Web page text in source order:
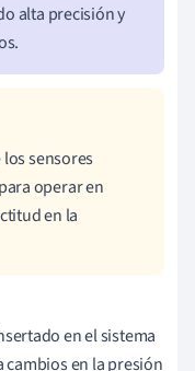
alta precisión y
sensores
operar en
en la
en el sistema
cambios en la presión